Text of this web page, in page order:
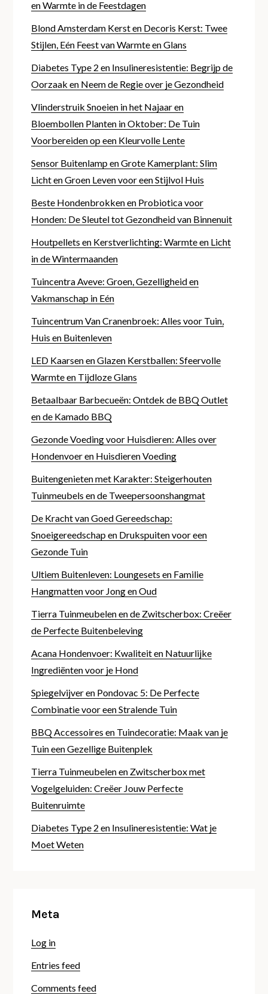
en Warmte in de Feestdagen
Blond Amsterdam Kerst en Decoris Kerst: Twee
Stijlen, Eén Feest van Warmte en Glans
Diabetes Type 2 en Insulineresistentie: Begrijp de
Oorzaak en Neem de Regie over je Gezondheid
Vlinderstruik Snoeien in het Najaar en
Bloembollen Planten in Oktober: De Tuin
Voorbereiden op een Kleurvolle Lente
Sensor Buitenlamp en Grote Kamerplant: Slim
Licht en Groen Leven voor een Stijlvol Huis
Beste Hondenbrokken en Probiotica voor
Honden: De Sleutel tot Gezondheid van Binnenuit
Houtpellets en Kerstverlichting: Warmte en Licht
in de Wintermaanden
Tuincentra Aveve: Groen, Gezelligheid en
Vakmanschap in Eén
Tuincentrum Van Cranenbroek: Alles voor Tuin,
Huis en Buitenleven
LED Kaarsen en Glazen Kerstballen: Sfeervolle
Warmte en Tijdloze Glans
Betaalbaar Barbecueën: Ontdek de BBQ Outlet
en de Kamado BBQ
Gezonde Voeding voor Huisdieren: Alles over
Hondenvoer en Huisdieren Voeding
Buitengenieten met Karakter: Steigerhouten
Tuinmeubels en de Tweepersoonshangmat
De Kracht van Goed Gereedschap:
Snoeigereedschap en Drukspuiten voor een
Gezonde Tuin
Ultiem Buitenleven: Loungesets en Familie
Hangmatten voor Jong en Oud
Tierra Tuinmeubelen en de Zwitscherbox: Creëer
de Perfecte Buitenbeleving
Acana Hondenvoer: Kwaliteit en Natuurlijke
Ingrediënten voor je Hond
Spiegelvijver en Pondovac 5: De Perfecte
Combinatie voor een Stralende Tuin
BBQ Accessoires en Tuindecoratie: Maak van je
Tuin een Gezellige Buitenplek
Tierra Tuinmeubelen en Zwitscherbox met
Vogelgeluiden: Creëer Jouw Perfecte
Buitenruimte
Diabetes Type 2 en Insulineresistentie: Wat je
Moet Weten
Meta
Log in
Entries feed
Comments feed